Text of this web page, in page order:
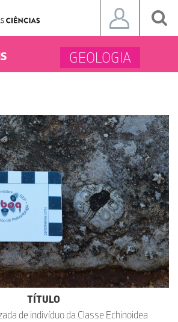
GEOLOGIA
TÍTULO
de indivíduo da Classe Echinoidea